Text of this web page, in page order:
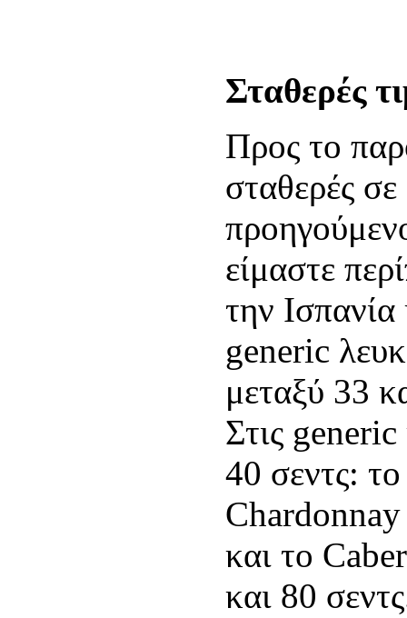
Σταθερές
Προς το
σταθερές
είμαστε
την
generic
μεταξύ 33
Στις
40 σεντς:
Chardonnay
και το
και 80